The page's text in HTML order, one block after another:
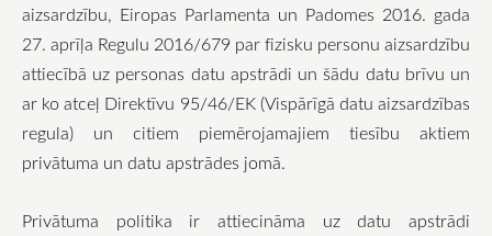
aizsardzību, Eiropas Parlamenta un Padomes 2016. gada
27. aprīļa Regulu 2016/679 par fizisku personu aizsardzību
attiecībā uz personas datu apstrādi un šādu datu brīvu un
ar ko atceļ Direktīvu 95/46/EK (Vispārīgā datu aizsardzības
regula) un citiem piemērojamajiem tiesību aktiem
privātuma un datu apstrādes jomā.
Privātuma politika ir attiecināma uz datu apstrādi